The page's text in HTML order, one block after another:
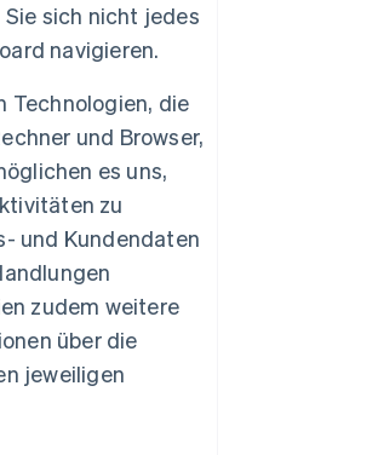
sich nicht jedes
navigieren.
Technologien, die
und Browser,
es uns,
zu
und Kundendaten
zudem weitere
über die
jeweiligen